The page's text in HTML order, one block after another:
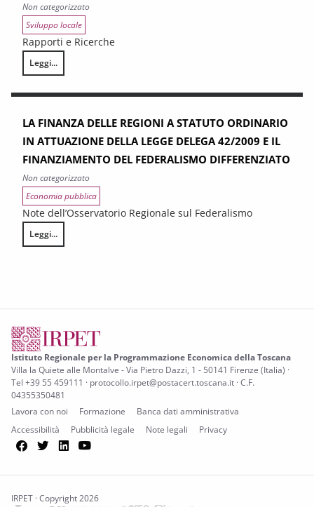
Non categorizzato
Sviluppo locale
Rapporti e Ricerche
Leggi...
IL SISTEMA SOCIO-ECONOMICO DELLA VALDERA: DOTAZIONI E
LA FINANZA DELLE REGIONI A STATUTO ORDINARIO
IN ATTUAZIONE DELLA LEGGE DELEGA 42/2009 E IL
FINANZIAMENTO DEL FEDERALISMO DIFFERENZIATO
Non categorizzato
Economia pubblica
Note dell’Osservatorio Regionale sul Federalismo
Leggi...
LA FINANZA DELLE REGIONI A STATUTO ORDINARIO IN
Istituto Regionale per la Programmazione Economica della Toscana
Villa la Quiete alle Montalve - Via Pietro Dazzi, 1 - 50141 Firenze (Italia) ·
Tel +39 55 459111 · protocollo.irpet@postacert.toscana.it · C.F.
04355350481
Lavora con noi
Formazione
Banca dati amministrativa
Accessibilità
Pubblicità legale Note legali Privacy
Facebook
TwitterLinkedIn
IRPET · Copyright 2026